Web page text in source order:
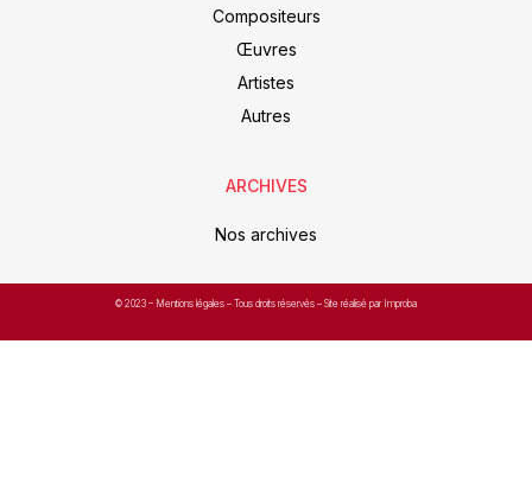
Compositeurs
Œuvres
Artistes
Autres
ARCHIVES
Nos archives
© 2023 – Mentions légales – Tous droits réservés – Site réalisé par Improba